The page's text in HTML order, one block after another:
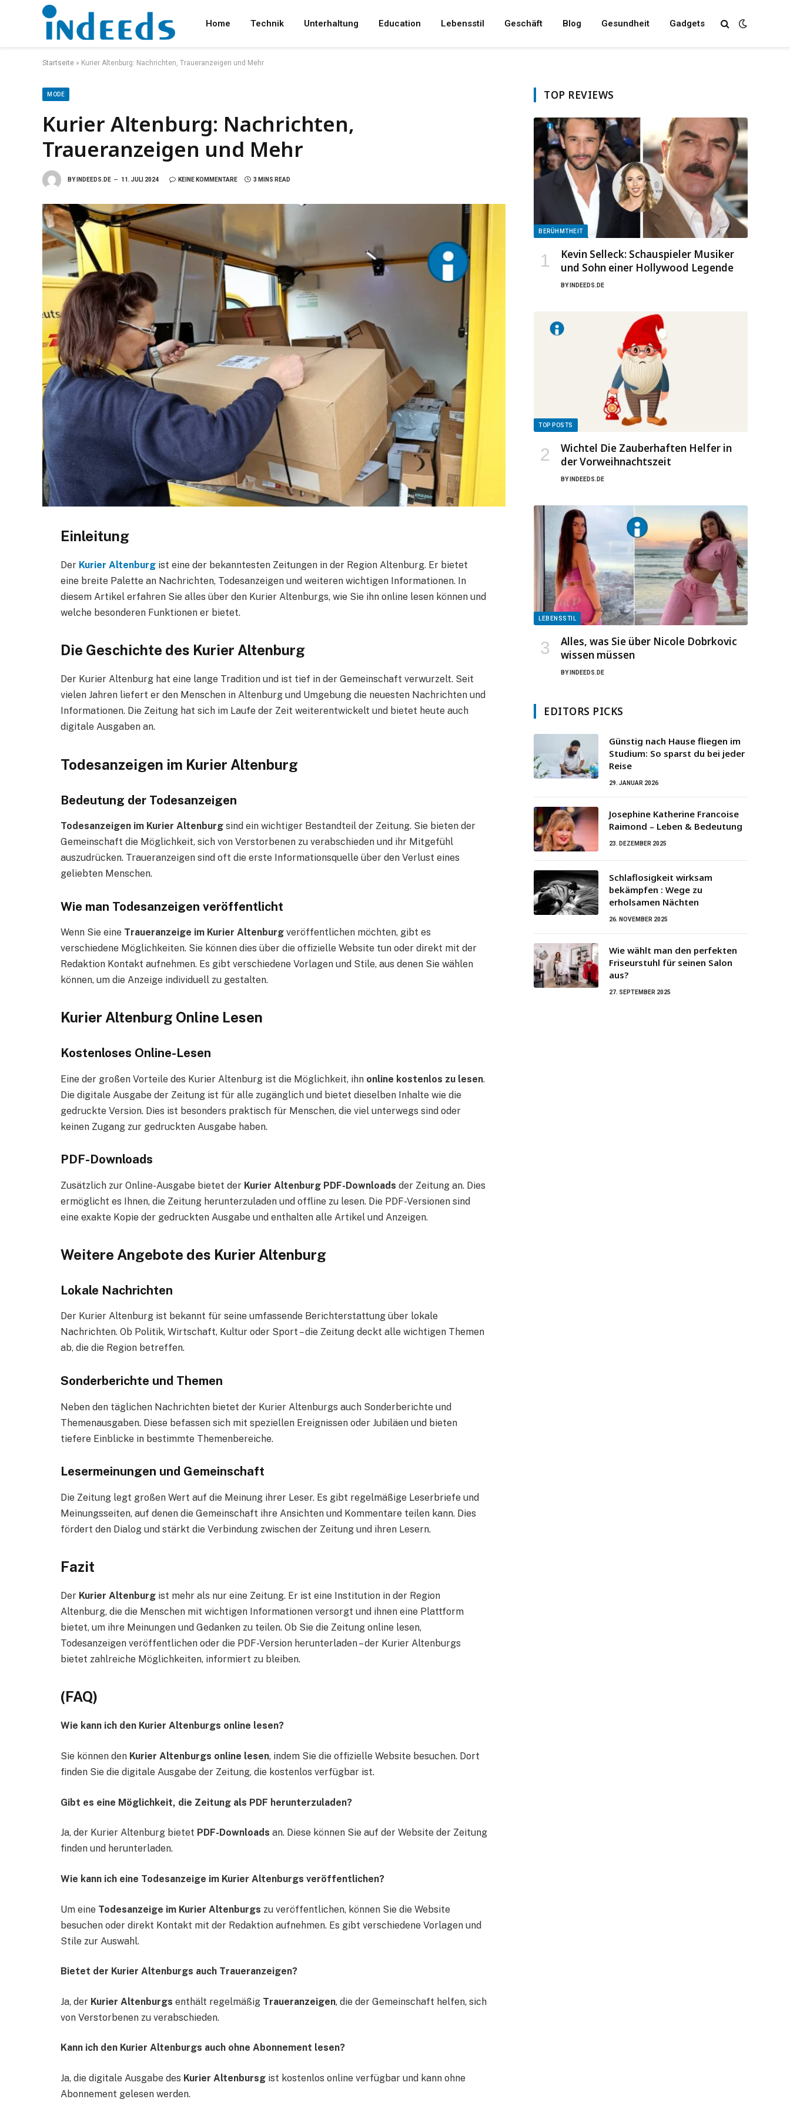
Home Technik Unterhaltung Education Lebensstil Geschäft Blog Gesundheit Gadgets
Startseite » Kurier Altenburg: Nachrichten, Traueranzeigen und Mehr
MODE
Kurier Altenburg: Nachrichten,
Traueranzeigen und Mehr
BY INDEEDS.DE 11. JULI 2024 KEINE KOMMENTARE 3 MINS READ
Einleitung
Der Kurier Altenburg ist eine der bekanntesten Zeitungen in der Region Altenburg. Er bietet
eine breite Palette an Nachrichten, Todesanzeigen und weiteren wichtigen Informationen. In
diesem Artikel erfahren Sie alles über den Kurier Altenburgs, wie Sie ihn online lesen können und
welche besonderen Funktionen er bietet.
Die Geschichte des Kurier Altenburg
Der Kurier Altenburg hat eine lange Tradition und ist tief in der Gemeinschaft verwurzelt. Seit
vielen Jahren liefert er den Menschen in Altenburg und Umgebung die neuesten Nachrichten und
Informationen. Die Zeitung hat sich im Laufe der Zeit weiterentwickelt und bietet heute auch
digitale Ausgaben an.
Todesanzeigen im Kurier Altenburg
Bedeutung der Todesanzeigen
Todesanzeigen im Kurier Altenburg sind ein wichtiger Bestandteil der Zeitung. Sie bieten der
Gemeinschaft die Möglichkeit, sich von Verstorbenen zu verabschieden und ihr Mitgefühl
auszudrücken. Traueranzeigen sind oft die erste Informationsquelle über den Verlust eines
geliebten Menschen.
Wie man Todesanzeigen veröffentlicht
Wenn Sie eine Traueranzeige im Kurier Altenburg veröffentlichen möchten, gibt es
verschiedene Möglichkeiten. Sie können dies über die offizielle Website tun oder direkt mit der
Redaktion Kontakt aufnehmen. Es gibt verschiedene Vorlagen und Stile, aus denen Sie wählen
können, um die Anzeige individuell zu gestalten.
Kurier Altenburg Online Lesen
Kostenloses Online-Lesen
Eine der großen Vorteile des Kurier Altenburg ist die Möglichkeit, ihn online kostenlos zu lesen.
Die digitale Ausgabe der Zeitung ist für alle zugänglich und bietet dieselben Inhalte wie die
gedruckte Version. Dies ist besonders praktisch für Menschen, die viel unterwegs sind oder
keinen Zugang zur gedruckten Ausgabe haben.
PDF-Downloads
Zusätzlich zur Online-Ausgabe bietet der Kurier Altenburg PDF-Downloads der Zeitung an. Dies
ermöglicht es Ihnen, die Zeitung herunterzuladen und offline zu lesen. Die PDF-Versionen sind
eine exakte Kopie der gedruckten Ausgabe und enthalten alle Artikel und Anzeigen.
Weitere Angebote des Kurier Altenburg
Lokale Nachrichten
Der Kurier Altenburg ist bekannt für seine umfassende Berichterstattung über lokale
Nachrichten. Ob Politik, Wirtschaft, Kultur oder Sport – die Zeitung deckt alle wichtigen Themen
ab, die die Region betreffen.
Sonderberichte und Themen
Neben den täglichen Nachrichten bietet der Kurier Altenburgs auch Sonderberichte und
Themenausgaben. Diese befassen sich mit speziellen Ereignissen oder Jubiläen und bieten
tiefere Einblicke in bestimmte Themenbereiche.
Lesermeinungen und Gemeinschaft
Die Zeitung legt großen Wert auf die Meinung ihrer Leser. Es gibt regelmäßige Leserbriefe und
Meinungsseiten, auf denen die Gemeinschaft ihre Ansichten und Kommentare teilen kann. Dies
fördert den Dialog und stärkt die Verbindung zwischen der Zeitung und ihren Lesern.
Fazit
Der Kurier Altenburg ist mehr als nur eine Zeitung. Er ist eine Institution in der Region
Altenburg, die die Menschen mit wichtigen Informationen versorgt und ihnen eine Plattform
bietet, um ihre Meinungen und Gedanken zu teilen. Ob Sie die Zeitung online lesen,
Todesanzeigen veröffentlichen oder die PDF-Version herunterladen – der Kurier Altenburgs
bietet zahlreiche Möglichkeiten, informiert zu bleiben.
(FAQ)
Wie kann ich den Kurier Altenburgs online lesen?
Sie können den Kurier Altenburgs online lesen, indem Sie die offizielle Website besuchen. Dort
finden Sie die digitale Ausgabe der Zeitung, die kostenlos verfügbar ist.
Gibt es eine Möglichkeit, die Zeitung als PDF herunterzuladen?
Ja, der Kurier Altenburg bietet PDF-Downloads an. Diese können Sie auf der Website der Zeitung
finden und herunterladen.
Wie kann ich eine Todesanzeige im Kurier Altenburgs veröffentlichen?
Um eine Todesanzeige im Kurier Altenburgs zu veröffentlichen, können Sie die Website
besuchen oder direkt Kontakt mit der Redaktion aufnehmen. Es gibt verschiedene Vorlagen und
Stile zur Auswahl.
Bietet der Kurier Altenburgs auch Traueranzeigen?
Ja, der Kurier Altenburgs enthält regelmäßig Traueranzeigen, die der Gemeinschaft helfen, sich
von Verstorbenen zu verabschieden.
Kann ich den Kurier Altenburgs auch ohne Abonnement lesen?
Ja, die digitale Ausgabe des Kurier Altenbursg ist kostenlos online verfügbar und kann ohne
Abonnement gelesen werden.
TOP REVIEWS
BERÜHMTHEIT
Kevin Selleck: Schauspieler Musiker
und Sohn einer Hollywood Legende
BY INDEEDS.DE
TOP POSTS
Wichtel Die Zauberhaften Helfer in
der Vorweihnachtszeit
BY INDEEDS.DE
LEBENSSTIL
Alles, was Sie über Nicole Dobrkovic
wissen müssen
BY INDEEDS.DE
EDITORS PICKS
Günstig nach Hause fliegen im
Studium: So sparst du bei jeder
Reise
29. JANUAR 2026
Josephine Katherine Francoise
Raimond – Leben & Bedeutung
23. DEZEMBER 2025
Schlaflosigkeit wirksam
bekämpfen : Wege zu
erholsamen Nächten
26. NOVEMBER 2025
Wie wählt man den perfekten
Friseurstuhl für seinen Salon
aus?
27. SEPTEMBER 2025